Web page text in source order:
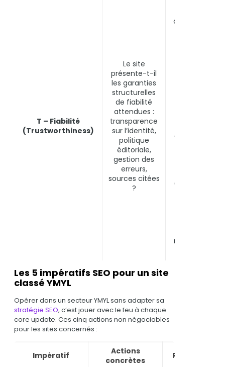
T – Fiabilité
(Trustworthiness)
Le site
présente-t-il
les garanties
structurelles
de fiabilité
attendues :
transparence
sur l’identité,
politique
éditoriale,
gestion des
erreurs,
sources citées
?
complète
actif,
Les 5 impératifs SEO pour un site
classé YMYL
Opérer dans un secteur YMYL sans adapter sa
stratégie SEO, c’est jouer avec le feu à chaque
core update. Ces cinq actions non négociables
pour les sites concernés :
Impératif
Actions
concrètes
Risque si